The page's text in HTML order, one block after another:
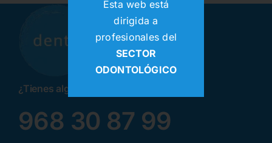
¿Tienes alguna pregunta? ¡Llamanos!
968 30 87 99
Esta web está
dirigida a
profesionales del
SECTOR
ODONTOLÓGICO